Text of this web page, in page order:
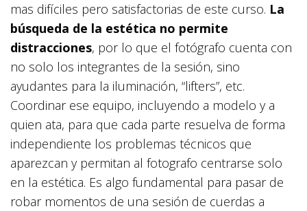
mas difíciles pero satisfactorias de este curso. La
búsqueda de la estética no permite
distracciones, por lo que el fotógrafo cuenta con
no solo los integrantes de la sesión, sino
ayudantes para la iluminación, “lifters”, etc.
Coordinar ese equipo, incluyendo a modelo y a
quien ata, para que cada parte resuelva de forma
independiente los problemas técnicos que
aparezcan y permitan al fotografo centrarse solo
en la estética. Es algo fundamental para pasar de
robar momentos de una sesión de cuerdas a